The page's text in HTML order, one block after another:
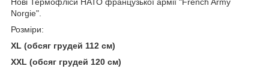
Norgie".
Розміри:
XL (обсяг грудей 112 см)
XXL (обсяг грудей 120 см)